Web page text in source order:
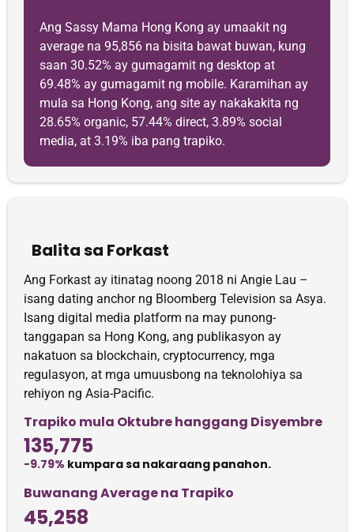
Ang Sassy Mama Hong Kong ay umaakit ng
average na 95,856 na bisita bawat buwan, kung
saan 30.52% ay gumagamit ng desktop at
69.48% ay gumagamit ng mobile. Karamihan ay
mula sa Hong Kong, ang site ay nakakakita ng
28.65% organic, 57.44% direct, 3.89% social
media, at 3.19% iba pang trapiko.
Balita sa Forkast
Ang Forkast ay itinatag noong 2018 ni Angie Lau –
isang dating anchor ng Bloomberg Television sa Asya.
Isang digital media platform na may punong-
tanggapan sa Hong Kong, ang publikasyon ay
nakatuon sa blockchain, cryptocurrency, mga
regulasyon, at mga umuusbong na teknolohiya sa
rehiyon ng Asia-Pacific.
Trapiko mula Oktubre hanggang Disyembre
135,775
-9.79% kumpara sa nakaraang panahon.
Buwanang Average na Trapiko
45,258